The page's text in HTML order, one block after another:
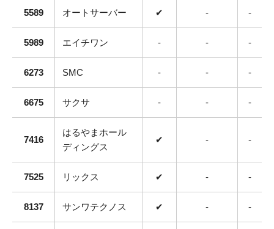
5589 オートサーバー ✔ - -
5989 エイチワン - - -
6273 SMC - - -
6675 サクサ - - -
7416
はるやまホール
ディングス
✔ - -
7525 リックス ✔ - -
8137 サンワテクノス ✔ - -